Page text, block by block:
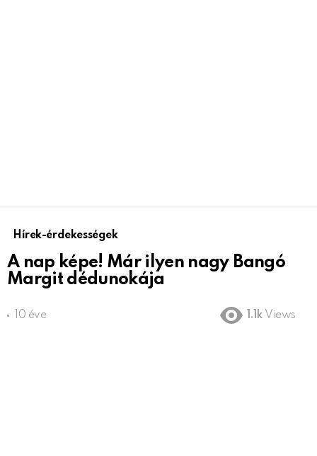
Hírek-érdekességek
A nap képe! Már ilyen nagy Bangó
Margit dédunokája
10 éve 1.1k Views